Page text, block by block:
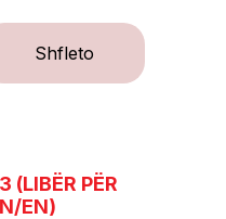
Shfleto
(LIBËR PËR
EN)